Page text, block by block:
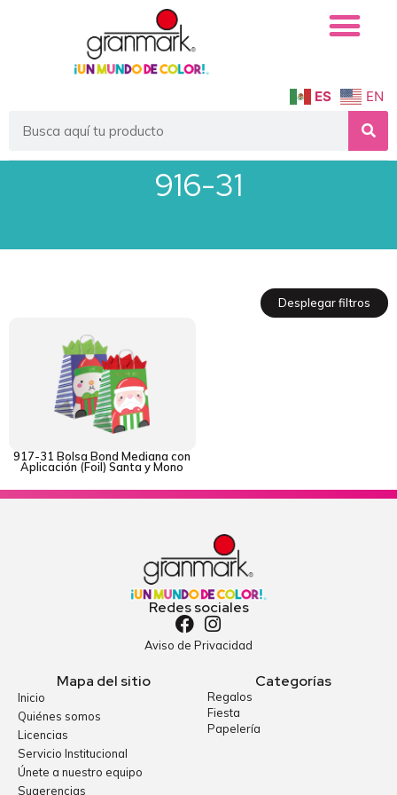
ES EN
916-31
Desplegar filtros
917-31 Bolsa Bond Mediana con
Aplicación (Foil) Santa y Mono
Redes sociales
Aviso de Privacidad
Mapa del sitio
Inicio
Quiénes somos
Licencias
Servicio Institucional
Únete a nuestro equipo
Sugerencias
Categorías
Regalos
Fiesta
Papelería